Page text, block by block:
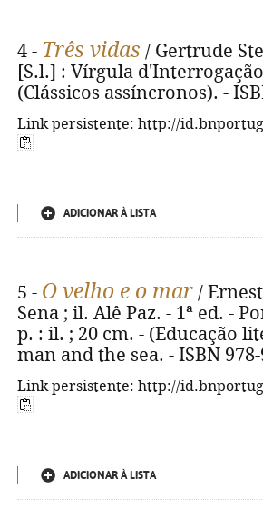
4 - Três vidas / Gertrude
[S.l.] : Vírgula
(Clássicos assíncronos). -
Link persistente: http://
ADICIONAR À LISTA
5 - O velho e o mar /
Sena ; il. Alê Paz. - 1ª ed. -
p. : il. ; 20 cm. - (Educação
man and the sea. - ISBN
Link persistente: http://
ADICIONAR À LISTA